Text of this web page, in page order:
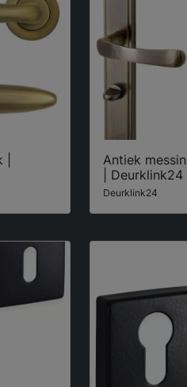
Antiek
| Deurklink24
Deurklink24